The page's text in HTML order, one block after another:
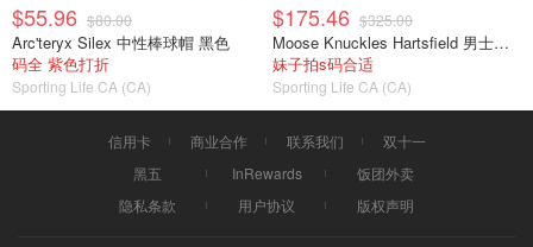
$55.96 $80.00
Arc'teryx Silex 中性棒球帽 黑色
码全 紫色打折
Sporting Life CA (CA)
$175.46 $325.00
Moose Knuckles Hartsfield 男士连帽卫衣 拉链款
妹子拍s码合适
Sporting Life CA (CA)
信用卡 商业合作 联系我们
双十一
黑五
InRewards
饭团外卖
隐私条款
用户协议 版权声明